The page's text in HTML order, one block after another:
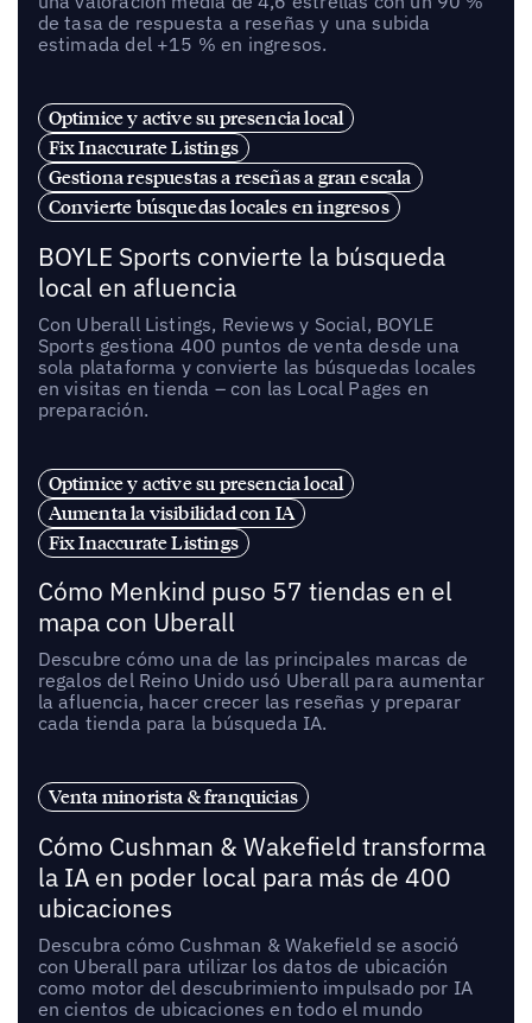
de tasa de respuesta a reseñas y una subida
estimada del +15 % en ingresos.
Optimice y active su presencia local
Fix Inaccurate Listings
Gestiona respuestas a reseñas a gran escala
Convierte búsquedas locales en ingresos
BOYLE Sports convierte la búsqueda
local en afluencia
Con Uberall Listings, Reviews y Social, BOYLE
Sports gestiona 400 puntos de venta desde una
sola plataforma y convierte las búsquedas locales
en visitas en tienda – con las Local Pages en
preparación.
Optimice y active su presencia local
Aumenta la visibilidad con IA
Fix Inaccurate Listings
Cómo Menkind puso 57 tiendas en el
mapa con Uberall
Descubre cómo una de las principales marcas de
regalos del Reino Unido usó Uberall para aumentar
la afluencia, hacer crecer las reseñas y preparar
cada tienda para la búsqueda IA.
Venta minorista & franquicias
Cómo Cushman & Wakefield transforma
la IA en poder local para más de 400
ubicaciones
Descubra cómo Cushman & Wakefield se asoció
con Uberall para utilizar los datos de ubicación
como motor del descubrimiento impulsado por IA
en cientos de ubicaciones en todo el mundo